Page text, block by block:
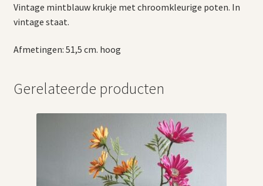
Vintage mintblauw krukje met chroomkleurige poten. In
vintage staat.
Afmetingen: 51,5 cm. hoog
Gerelateerde producten